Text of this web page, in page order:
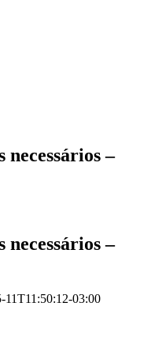
necessários –
necessários –
11T11:50:12-03:00